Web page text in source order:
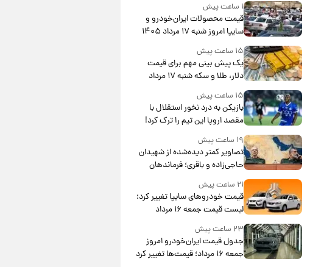
۱ ساعت پیش
قیمت محصولات ایران‌خودرو و
سایپا امروز شنبه ۱۷ مرداد ۱۴۰۵
۱۵ ساعت پیش
یک پیش ‌بینی مهم برای قیمت
دلار، طلا و سکه شنبه ۱۷ مرداد
۱۴۰۵
۱۵ ساعت پیش
بازیکن به درد نخور استقلال با
مقصد اروپا این تیم را ترک کرد!
۱۹ ساعت پیش
تصاویر کمتر دیده‌شده از شهیدان
حاجی‌زاده و باقری؛ فرماندهان
شهید هوافضای ایران
۲۱ ساعت پیش
قیمت خودروهای سایپا تغییر کرد؛
لیست قیمت جمعه ۱۶ مرداد
۲۳ ساعت پیش
جدول قیمت ایران‌خودرو امروز
جمعه ۱۶ مرداد؛ قیمت‌ها تغییر کرد